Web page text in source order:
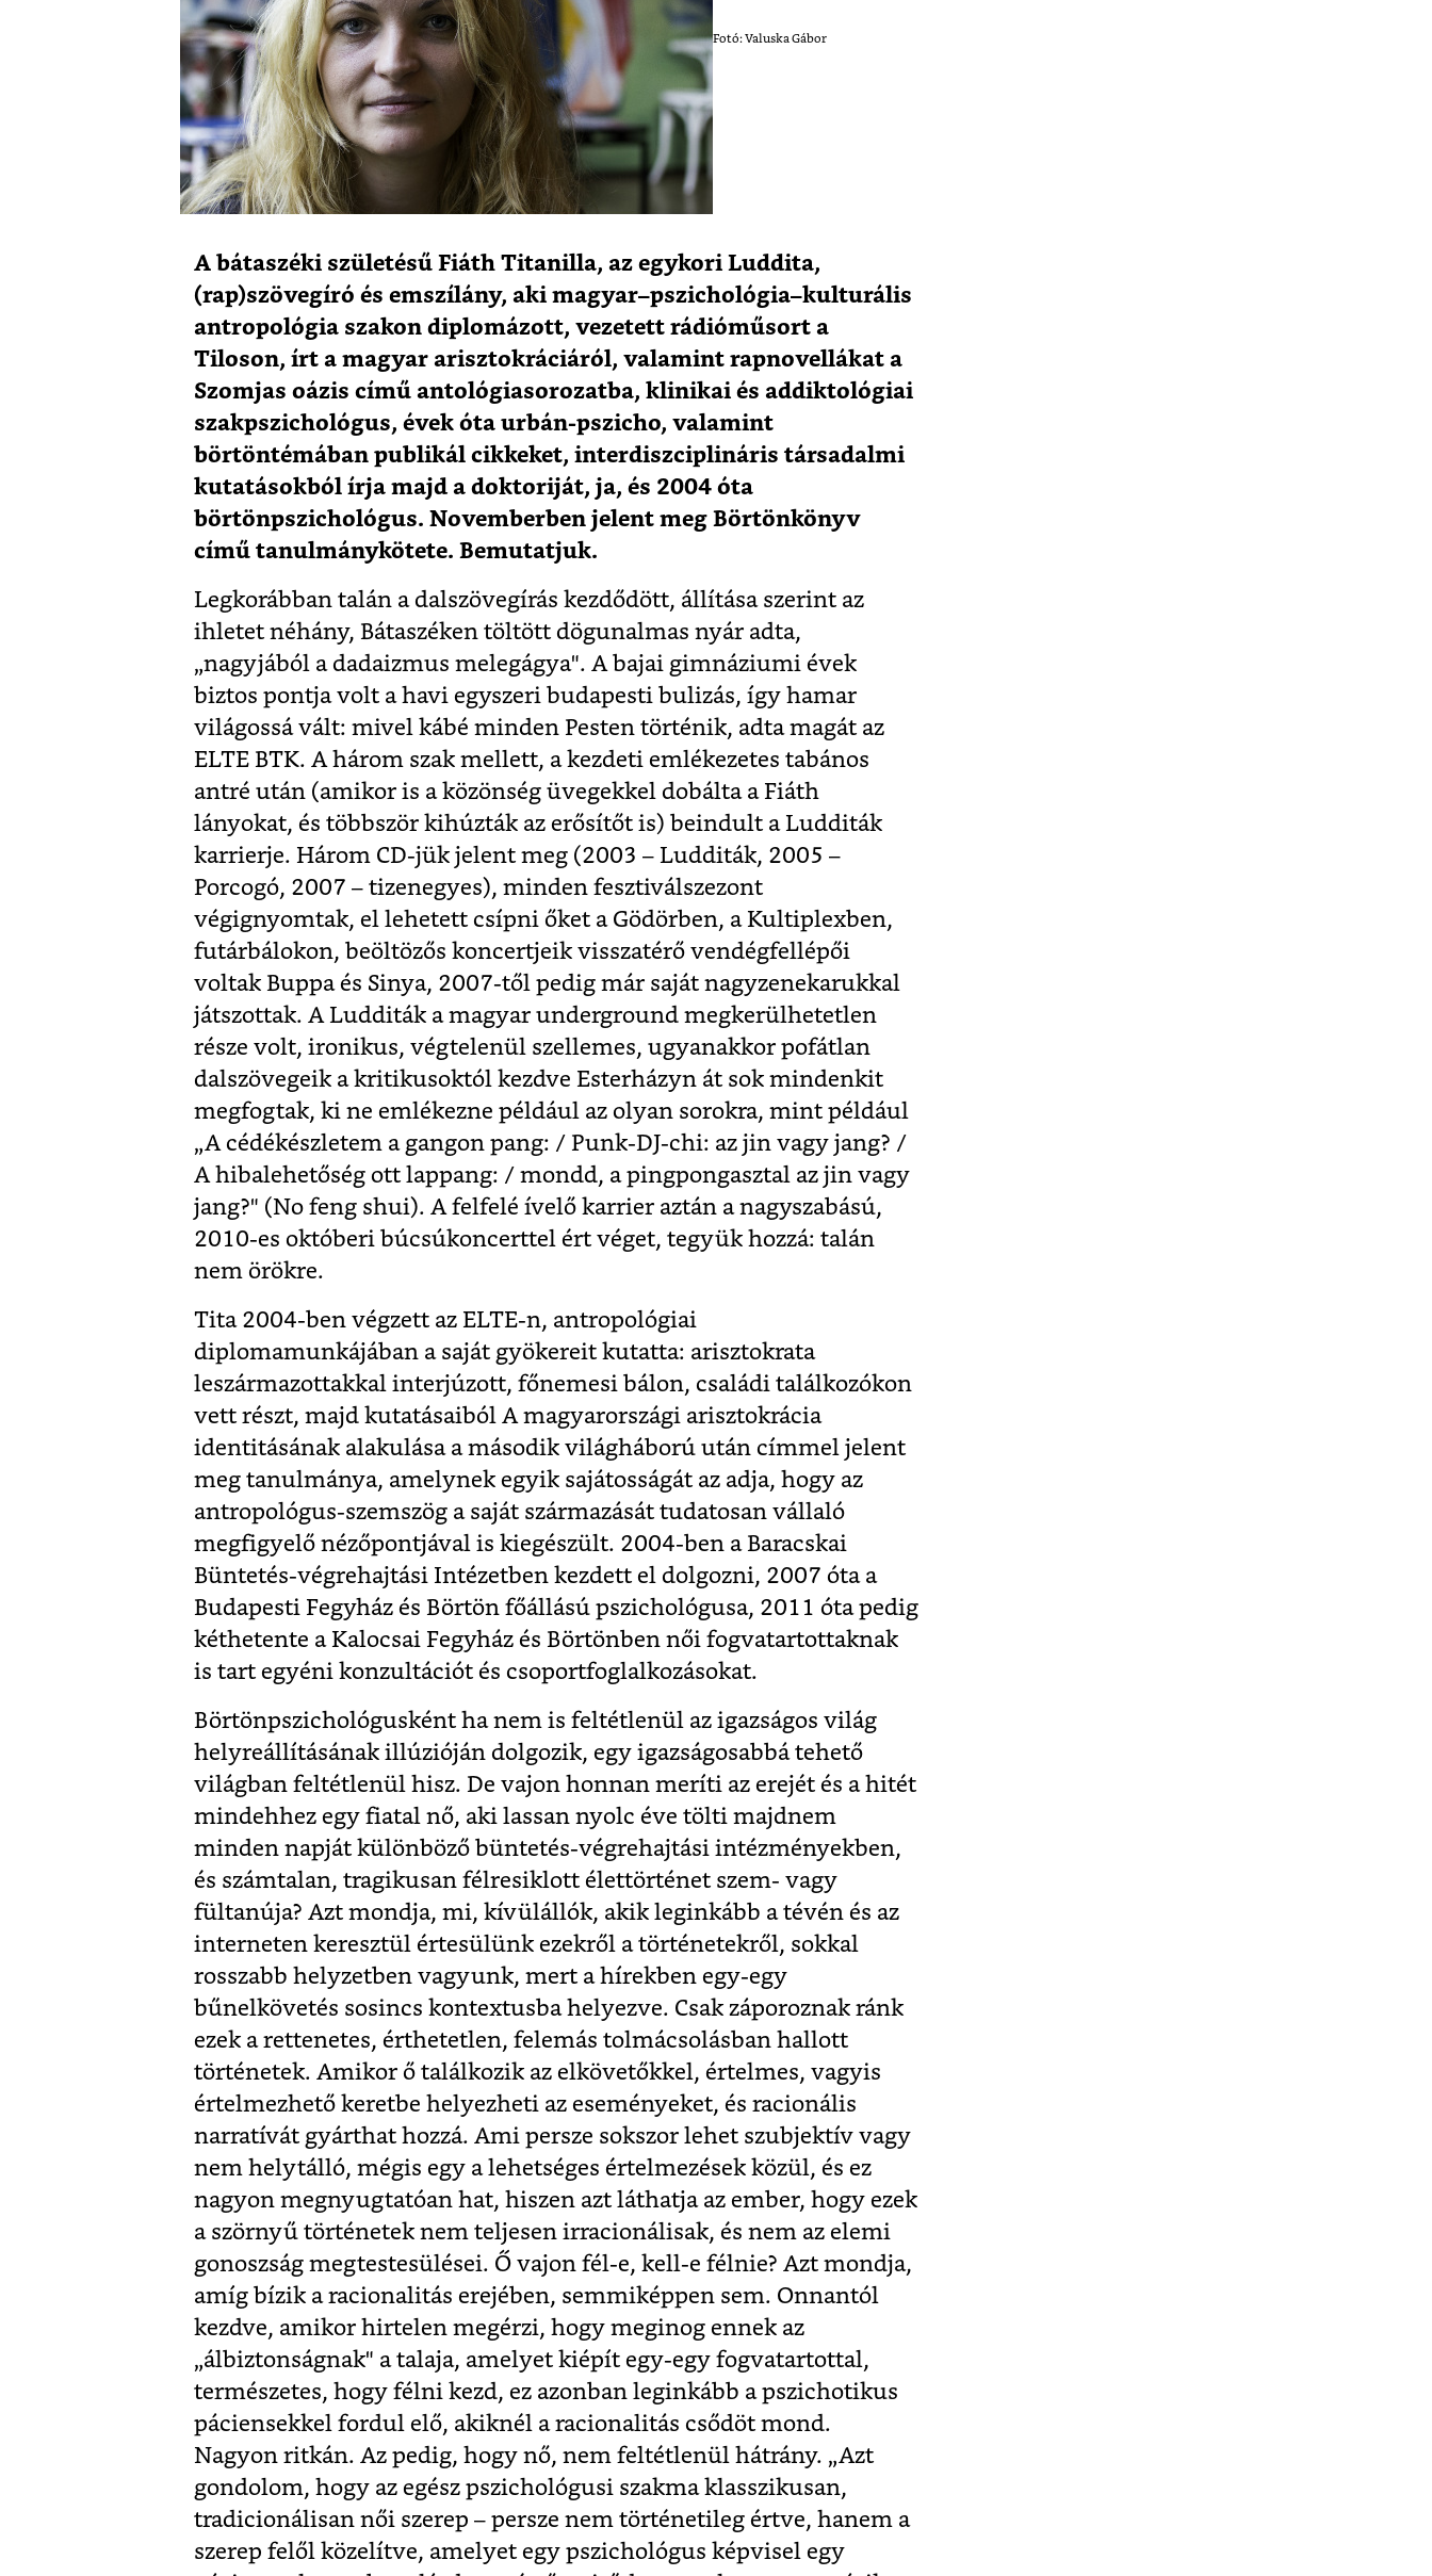
Fotó: Valuska Gábor
A bátaszéki születésű Fiáth Titanilla, az egykori Luddita,
(rap)szövegíró és emszílány, aki magyar–pszichológia–kulturális
antropológia szakon diplomázott, vezetett rádióműsort a
Tiloson, írt a magyar arisztokráciáról, valamint rapnovellákat a
Szomjas oázis című antológiasorozatba, klinikai és addiktológiai
szakpszichológus, évek óta urbán-pszicho, valamint
börtöntémában publikál cikkeket, interdiszciplináris társadalmi
kutatásokból írja majd a doktoriját, ja, és 2004 óta
börtönpszichológus. Novemberben jelent meg Börtönkönyv
című tanulmánykötete. Bemutatjuk.
Legkorábban talán a dalszövegírás kezdődött, állítása szerint az
ihletet néhány, Bátaszéken töltött dögunalmas nyár adta,
„nagyjából a dadaizmus melegágya". A bajai gimnáziumi évek
biztos pontja volt a havi egyszeri budapesti bulizás, így hamar
világossá vált: mivel kábé minden Pesten történik, adta magát az
ELTE BTK. A három szak mellett, a kezdeti emlékezetes tabános
antré után (amikor is a közönség üvegekkel dobálta a Fiáth
lányokat, és többször kihúzták az erősítőt is) beindult a Ludditák
karrierje. Három CD-jük jelent meg (2003 – Ludditák, 2005 –
Porcogó, 2007 – tizenegyes), minden fesztiválszezont
végignyomtak, el lehetett csípni őket a Gödörben, a Kultiplexben,
futárbálokon, beöltözős koncertjeik visszatérő vendégfellépői
voltak Buppa és Sinya, 2007-től pedig már saját nagyzenekarukkal
játszottak. A Ludditák a magyar underground megkerülhetetlen
része volt, ironikus, végtelenül szellemes, ugyanakkor pofátlan
dalszövegeik a kritikusoktól kezdve Esterházyn át sok mindenkit
megfogtak, ki ne emlékezne például az olyan sorokra, mint például
„A cédékészletem a gangon pang: / Punk-DJ-chi: az jin vagy jang? /
A hibalehetőség ott lappang: / mondd, a pingpongasztal az jin vagy
jang?" (No feng shui). A felfelé ívelő karrier aztán a nagyszabású,
2010-es októberi búcsúkoncerttel ért véget, tegyük hozzá: talán
nem örökre.
Tita 2004-ben végzett az ELTE-n, antropológiai
diplomamunkájában a saját gyökereit kutatta: arisztokrata
leszármazottakkal interjúzott, főnemesi bálon, családi találkozókon
vett részt, majd kutatásaiból A magyarországi arisztokrácia
identitásának alakulása a második világháború után címmel jelent
meg tanulmánya, amelynek egyik sajátosságát az adja, hogy az
antropológus-szemszög a saját származását tudatosan vállaló
megfigyelő nézőpontjával is kiegészült. 2004-ben a Baracskai
Büntetés-végrehajtási Intézetben kezdett el dolgozni, 2007 óta a
Budapesti Fegyház és Börtön főállású pszichológusa, 2011 óta pedig
kéthetente a Kalocsai Fegyház és Börtönben női fogvatartottaknak
is tart egyéni konzultációt és csoportfoglalkozásokat.
Börtönpszichológusként ha nem is feltétlenül az igazságos világ
helyreállításának illúzióján dolgozik, egy igazságosabbá tehető
világban feltétlenül hisz. De vajon honnan meríti az erejét és a hitét
mindehhez egy fiatal nő, aki lassan nyolc éve tölti majdnem
minden napját különböző büntetés-végrehajtási intézményekben,
és számtalan, tragikusan félresiklott élettörténet szem- vagy
fültanúja? Azt mondja, mi, kívülállók, akik leginkább a tévén és az
interneten keresztül értesülünk ezekről a történetekről, sokkal
rosszabb helyzetben vagyunk, mert a hírekben egy-egy
bűnelkövetés sosincs kontextusba helyezve. Csak záporoznak ránk
ezek a rettenetes, érthetetlen, felemás tolmácsolásban hallott
történetek. Amikor ő találkozik az elkövetőkkel, értelmes, vagyis
értelmezhető keretbe helyezheti az eseményeket, és racionális
narratívát gyárthat hozzá. Ami persze sokszor lehet szubjektív vagy
nem helytálló, mégis egy a lehetséges értelmezések közül, és ez
nagyon megnyugtatóan hat, hiszen azt láthatja az ember, hogy ezek
a szörnyű történetek nem teljesen irracionálisak, és nem az elemi
gonoszság megtestesülései. Ő vajon fél-e, kell-e félnie? Azt mondja,
amíg bízik a racionalitás erejében, semmiképpen sem. Onnantól
kezdve, amikor hirtelen megérzi, hogy meginog ennek az
„álbiztonságnak" a talaja, amelyet kiépít egy-egy fogvatartottal,
természetes, hogy félni kezd, ez azonban leginkább a pszichotikus
páciensekkel fordul elő, akiknél a racionalitás csődöt mond.
Nagyon ritkán. Az pedig, hogy nő, nem feltétlenül hátrány. „Azt
gondolom, hogy az egész pszichológusi szakma klasszikusan,
tradicionálisan női szerep – persze nem történetileg értve, hanem a
szerep felől közelítve, amelyet egy pszichológus képvisel egy